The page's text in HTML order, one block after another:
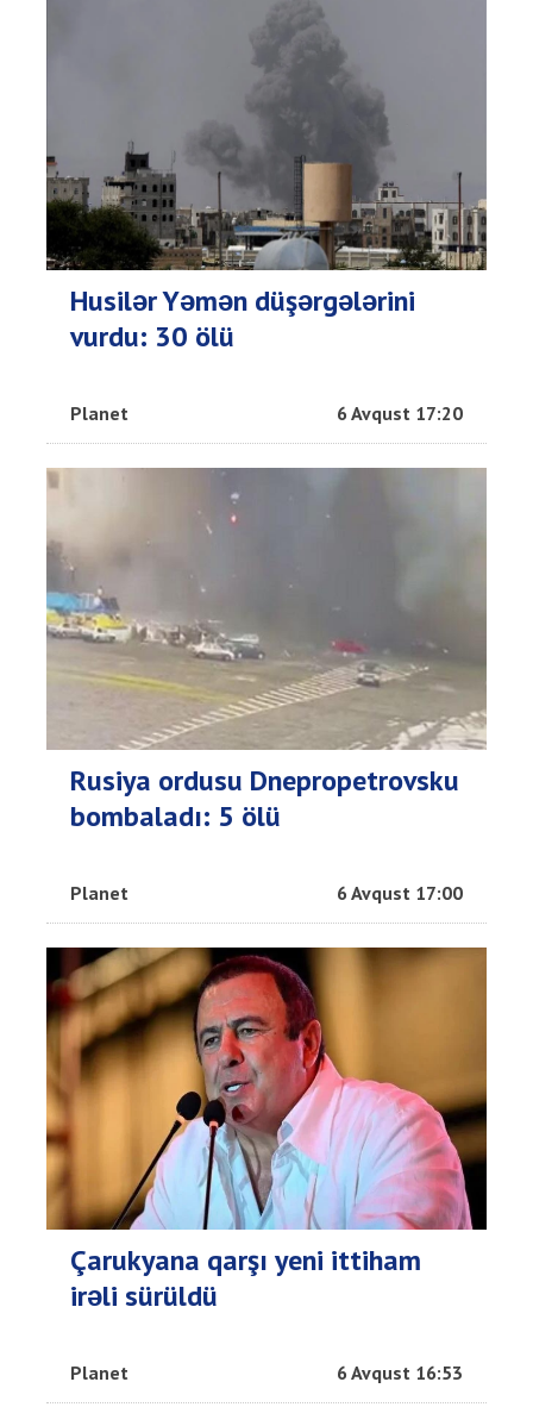
Husilər Yəmən düşərgələrini
vurdu: 30 ölü
Planet 6 Avqust 17:20
Rusiya ordusu Dnepropetrovsku
bombaladı: 5 ölü
Planet 6 Avqust 17:00
Çarukyana qarşı yeni ittiham
irəli sürüldü
Planet 6 Avqust 16:53